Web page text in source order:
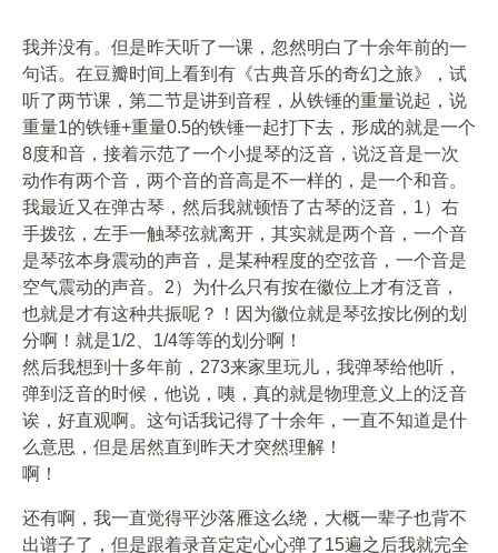
我并没有。但是昨天听了一课，忽然明白了十余年前的一
句话。在豆瓣时间上看到有《古典音乐的奇幻之旅》，试
听了两节课，第二节是讲到音程，从铁锤的重量说起，说
重量1的铁锤+重量0.5的铁锤一起打下去，形成的就是一个
8度和音，接着示范了一个小提琴的泛音，说泛音是一次
动作有两个音，两个音的音高是不一样的，是一个和音。
我最近又在弹古琴，然后我就顿悟了古琴的泛音，1）右
手拨弦，左手一触琴弦就离开，其实就是两个音，一个音
是琴弦本身震动的声音，是某种程度的空弦音，一个音是
空气震动的声音。2）为什么只有按在徽位上才有泛音，
也就是才有这种共振呢？！因为徽位就是琴弦按比例的划
分啊！就是1/2、1/4等等的划分啊！
然后我想到十多年前，273来家里玩儿，我弹琴给他听，
弹到泛音的时候，他说，咦，真的就是物理意义上的泛音
诶，好直观啊。这句话我记得了十余年，一直不知道是什
么意思，但是居然直到昨天才突然理解！
啊！
还有啊，我一直觉得平沙落雁这么绕，大概一辈子也背不
出谱子了，但是跟着录音定定心心弹了15遍之后我就完全